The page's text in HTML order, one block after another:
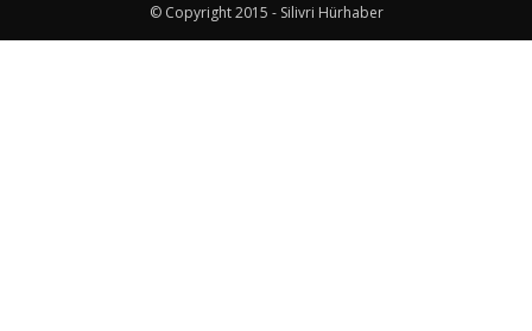
© Copyright 2015 - Silivri Hürhaber